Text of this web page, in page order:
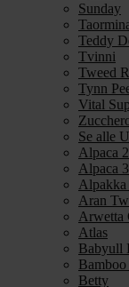
Sunday
Teddy
Tvinni
Tweed
Tynn
Vital
Se alle
Alpaca 2
Alpaca 3
Aran
Arwetta
Atlas
Babyull
Betty